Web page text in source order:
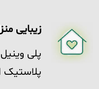
رول‌های
زیبایی
پلی